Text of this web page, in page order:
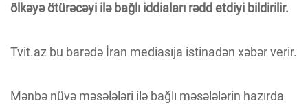
ölkəyə ötürəcəyi ilə bağlı iddiaları rədd etdiyi bildirilir.
Tvit.az bu barədə İran mediasıja istinadən xəbər verir.
Mənbə nüvə məsələləri ilə bağlı məsələlərin hazırda